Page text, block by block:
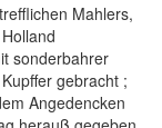
Mahlers,
sonderbahrer
gebracht ;
Angedencken